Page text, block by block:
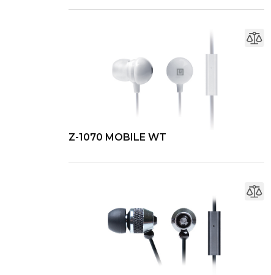
Z-1070 MOBILE WT